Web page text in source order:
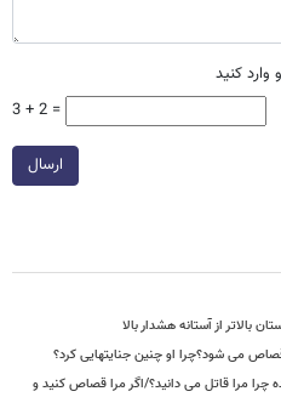
کنید
3 + 2 =
ارسال
بالاتر از آستانه هشدار بالا
چرا مرا قاتل می دانید؟/اگر مرا قصاص کنید و